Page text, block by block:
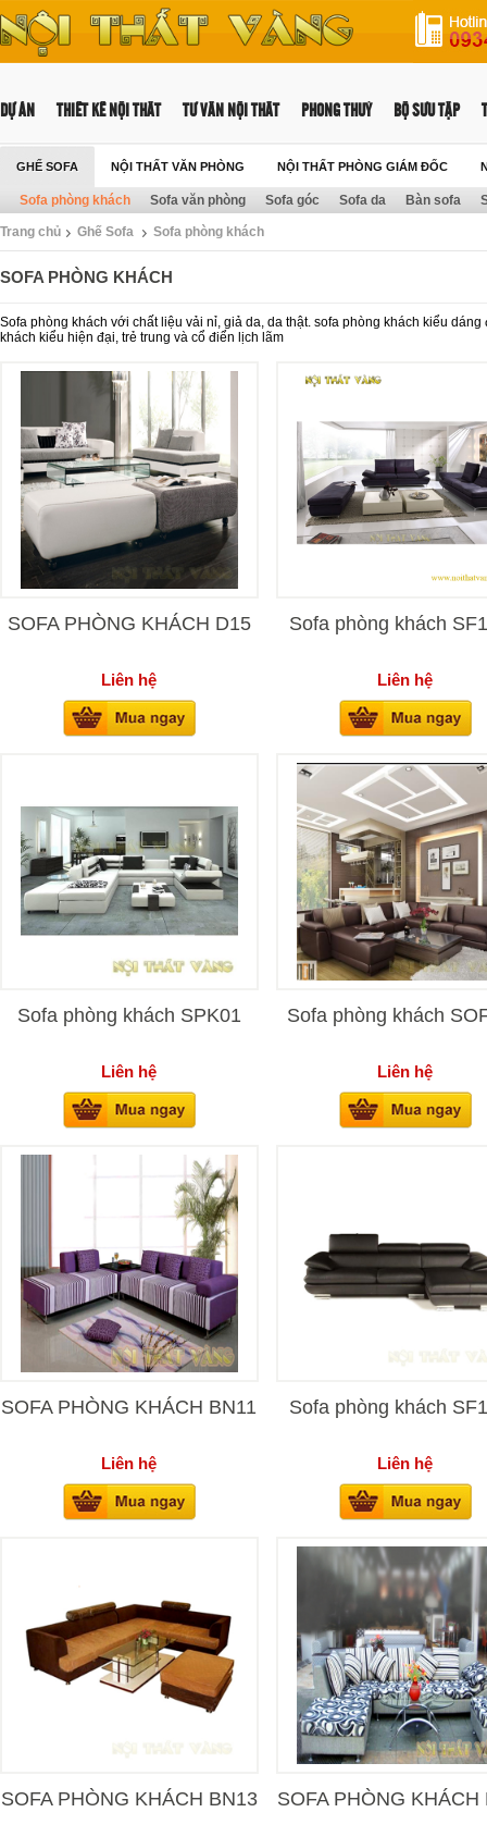
DỰ ÁN THIẾT KẾ NỘI THẤT TƯ VẤN NỘI THẤT PHONG THUỶ BỘ SƯU TẬP
GHẾ SOFA NỘI THẤT VĂN PHÒNG NỘI THẤT PHÒNG GIÁM ĐỐC
NỘI THẤT TRƯỜNG HỌC
Sofa phòng khách Sofa văn phòng Sofa góc Sofa da Bàn sofa
Trang chủ Ghế Sofa Sofa phòng khách
SOFA PHÒNG KHÁCH
Sofa phòng khách với chất liệu vải nỉ, giả da, da thật. sofa phòng khách kiểu
khách kiểu hiện đại, trẻ trung và cổ điển lịch lãm
SOFA PHÒNG KHÁCH D15
Liên hệ
Sofa phòng khách
Liên hệ
Sofa phòng khách SPK01
Liên hệ
Sofa phòng khách
Liên hệ
SOFA PHÒNG KHÁCH BN11
Liên hệ
Sofa phòng khách
Liên hệ
SOFA PHÒNG KHÁCH BN13 SOFA PHÒNG KHÁCH